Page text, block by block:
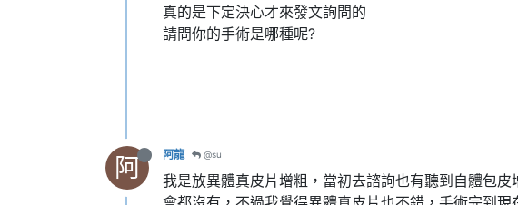
真的是下定決心才來發文詢問的
請問你的手術是哪種呢?
阿 阿龍 @su
我是放異體真皮片增粗，當初去諮詢也有聽到自體包